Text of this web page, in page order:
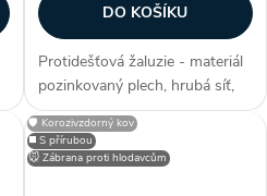
DO KOŠÍKU
Protidešťová žaluzie - materiál
pozinkovaný plech, hrubá síť,
efektivní plocha sef 1,2902 m²,
snadno přizpůsobitelné díky
možnosti lakování RAL, zakryje
◼️ S přírubou
🛡️ Korozivzdorný kov
🐭 Zábrana proti hlodavcům